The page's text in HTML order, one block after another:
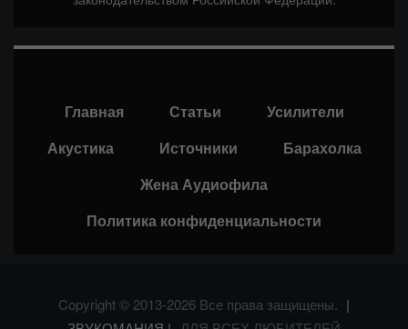
Главная Статьи
Усилители
Акустика
Источники
Барахолка
Жена Аудиофила
Политика конфиденциальности
Copyright © 2013-2026 Все права защищены. |